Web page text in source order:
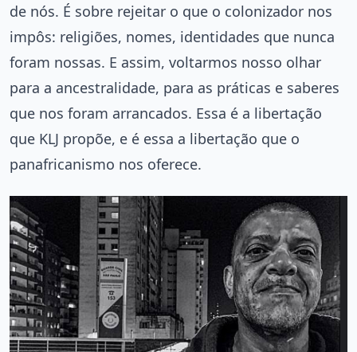
de nós. É sobre rejeitar o que o colonizador nos
impôs: religiões, nomes, identidades que nunca
foram nossas. E assim, voltarmos nosso olhar
para a ancestralidade, para as práticas e saberes
que nos foram arrancados. Essa é a libertação
que KLJ propõe, e é essa a libertação que o
panafricanismo nos oferece.